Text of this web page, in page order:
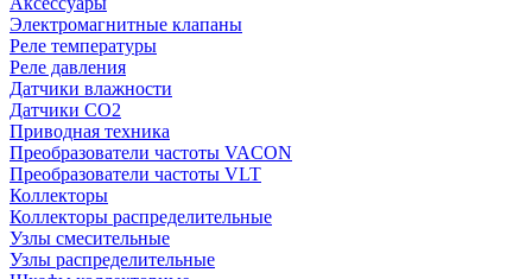
Электромагнитные клапаны
Реле температуры
Реле давления
Датчики влажности
Датчики CO2
Приводная техника
Преобразователи частоты VACON
Преобразователи частоты VLT
Коллекторы
Коллекторы распределительные
Узлы смесительные
Узлы распределительные